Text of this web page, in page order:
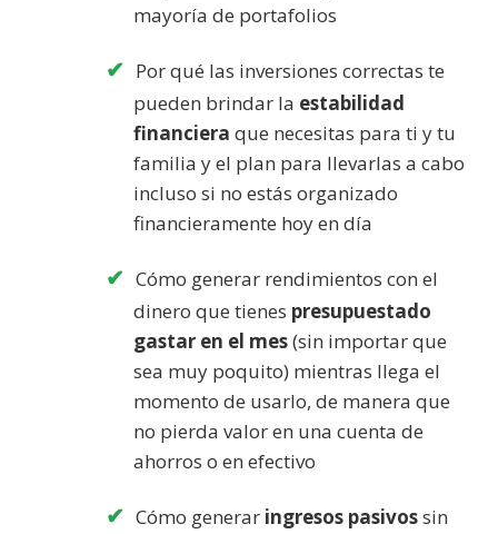
mayoría de portafolios
Por qué las inversiones correctas te
pueden brindar la estabilidad
financiera que necesitas para ti y tu
familia y el plan para llevarlas a cabo
incluso si no estás organizado
financieramente hoy en día
Cómo generar rendimientos con el
dinero que tienes presupuestado
gastar en el mes(sin importar que
sea muy poquito) mientras llega el
momento de usarlo, de manera que
no pierda valor en una cuenta de
ahorros o en efectivo
Cómo generar ingresos pasivossin